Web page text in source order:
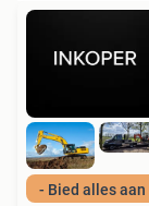
- Bied alles aan